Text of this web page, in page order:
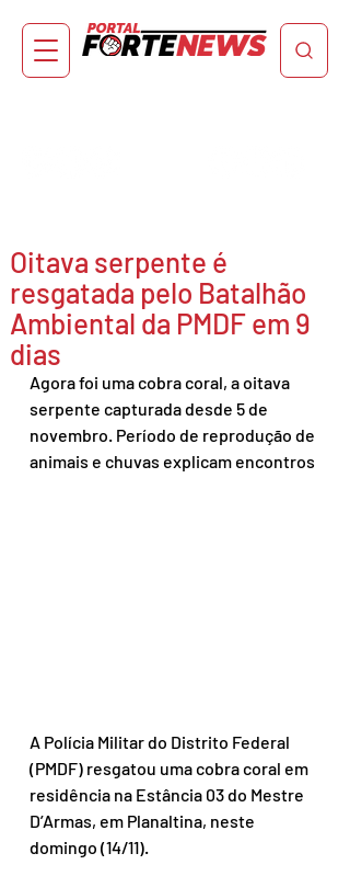
Oitava serpente é
resgatada pelo Batalhão
Ambiental da PMDF em 9
dias
Agora foi uma cobra coral, a oitava
serpente capturada desde 5 de
novembro. Período de reprodução de
animais e chuvas explicam encontros
A Polícia Militar do Distrito Federal
(PMDF) resgatou uma cobra coral em
residência na Estância 03 do Mestre
D’Armas, em Planaltina, neste
domingo (14/11).